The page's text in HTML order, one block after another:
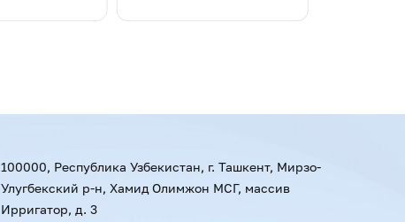
100000, Республика Узбекистан, г. Ташкент, Мирзо-
Улугбекский р-н, Хамид Олимжон МСГ, массив
Ирригатор, д. 3